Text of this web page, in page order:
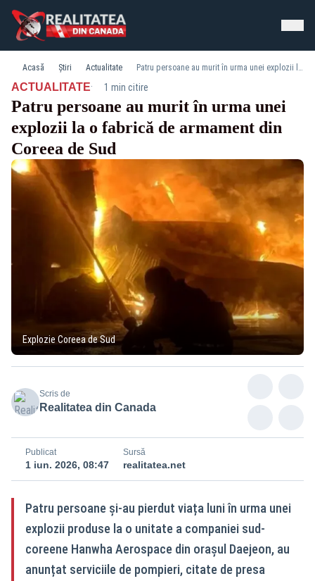
Acasă Știri Actualitate Patru persoane au murit în urma unei explozii la o fabrică de armament din Coreea de Sud
ACTUALITATE· 1 min citire
Patru persoane au murit în urma unei
explozii la o fabrică de armament din
Coreea de Sud
Explozie Coreea de Sud
Scris de
Realitatea din Canada
Publicat
1 iun. 2026, 08:47
Sursă
realitatea.net
Patru persoane și-au pierdut viața luni în urma unei
explozii produse la o unitate a companiei sud-
coreene Hanwha Aerospace din orașul Daejeon, au
anunțat serviciile de pompieri, citate de presa